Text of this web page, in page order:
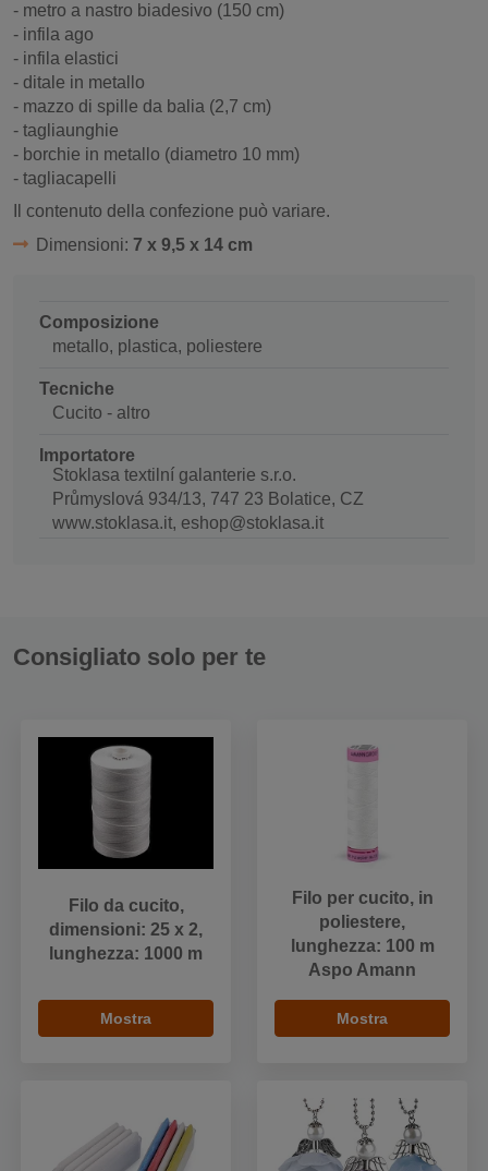
- metro a nastro biadesivo (150 cm)
- infila ago
- infila elastici
- ditale in metallo
- mazzo di spille da balia (2,7 cm)
- tagliaunghie
- borchie in metallo (diametro 10 mm)
- tagliacapelli
Il contenuto della confezione può variare.
Dimensioni: 7 x 9,5 x 14 cm
Composizione
metallo, plastica, poliestere
Tecniche
Cucito - altro
Importatore
Stoklasa textilní galanterie s.r.o.
Průmyslová 934/13, 747 23 Bolatice, CZ
www.stoklasa.it, eshop@stoklasa.it
Consigliato solo per te
Filo da cucito,
dimensioni: 25 x 2,
lunghezza: 1000 m
Mostra
Filo per cucito, in
poliestere,
lunghezza: 100 m
Aspo Amann
Mostra